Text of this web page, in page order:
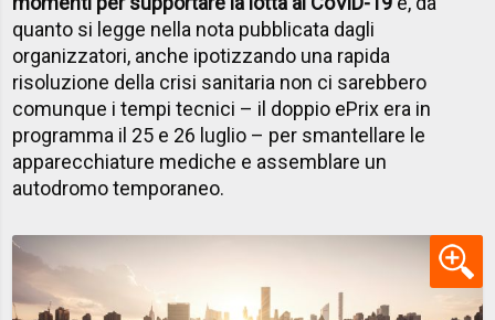
quanto si legge nella nota pubblicata dagli
organizzatori, anche ipotizzando una rapida
risoluzione della crisi sanitaria non ci sarebbero
comunque i tempi tecnici – il doppio ePrix era in
programma il 25 e 26 luglio – per smantellare le
apparecchiature mediche e assemblare un
autodromo temporaneo.